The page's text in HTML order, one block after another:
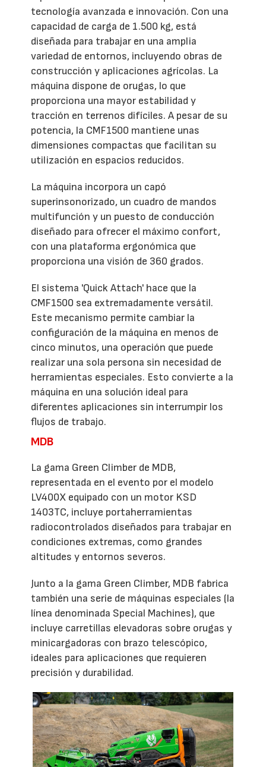
tecnología avanzada e innovación. Con una
capacidad de carga de 1.500 kg, está
diseñada para trabajar en una amplia
variedad de entornos, incluyendo obras de
construcción y aplicaciones agrícolas. La
máquina dispone de orugas, lo que
proporciona una mayor estabilidad y
tracción en terrenos difíciles. A pesar de su
potencia, la CMF1500 mantiene unas
dimensiones compactas que facilitan su
utilización en espacios reducidos.
La máquina incorpora un capó
superinsonorizado, un cuadro de mandos
multifunción y un puesto de conducción
diseñado para ofrecer el máximo confort,
con una plataforma ergonómica que
proporciona una visión de 360 grados.
El sistema 'Quick Attach' hace que la
CMF1500 sea extremadamente versátil.
Este mecanismo permite cambiar la
configuración de la máquina en menos de
cinco minutos, una operación que puede
realizar una sola persona sin necesidad de
herramientas especiales. Esto convierte a la
máquina en una solución ideal para
diferentes aplicaciones sin interrumpir los
flujos de trabajo.
MDB
La gama Green Climber de MDB,
representada en el evento por el modelo
LV400X equipado con un motor KSD
1403TC, incluye portaherramientas
radiocontrolados diseñados para trabajar en
condiciones extremas, como grandes
altitudes y entornos severos.
Junto a la gama Green Climber, MDB fabrica
también una serie de máquinas especiales (la
línea denominada Special Machines), que
incluye carretillas elevadoras sobre orugas y
minicargadoras con brazo telescópico,
ideales para aplicaciones que requieren
precisión y durabilidad.